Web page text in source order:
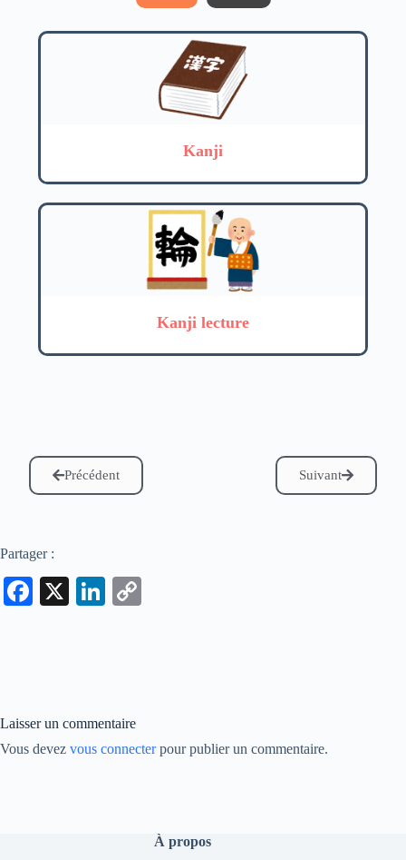
Kanji
Kanji lecture
Précédent Suivant
Partager :
Fa
X
Li
Laisser un commentaire
Vous devez vous connecterpour publier un commentaire.
À propos